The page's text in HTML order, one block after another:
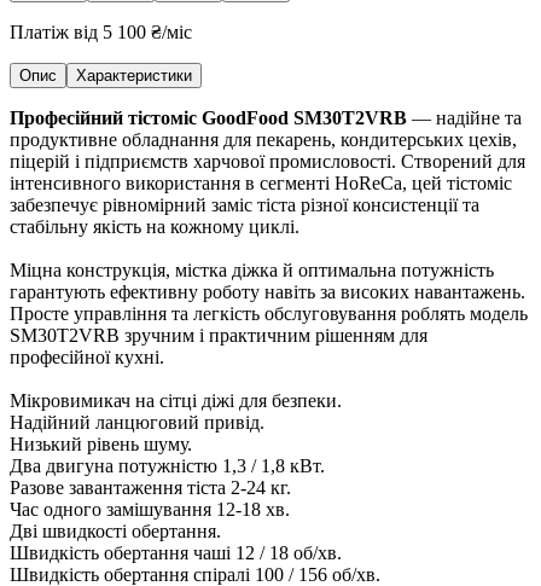
Платіж від 5 100 ₴/міс
Опис Характеристики
Професійний тістоміс GoodFood SM30T2VRB — надійне та
продуктивне обладнання для пекарень, кондитерських цехів,
піцерій і підприємств харчової промисловості. Створений для
інтенсивного використання в сегменті HoReCa, цей тістоміс
забезпечує рівномірний заміс тіста різної консистенції та
стабільну якість на кожному циклі.
Міцна конструкція, містка діжка й оптимальна потужність
гарантують ефективну роботу навіть за високих навантажень.
Просте управління та легкість обслуговування роблять модель
SM30T2VRB зручним і практичним рішенням для
професійної кухні.
Мікровимикач на сітці діжі для безпеки.
Надійний ланцюговий привід.
Низький рівень шуму.
Два двигуна потужністю 1,3 / 1,8 кВт.
Разове завантаження тіста 2-24 кг.
Час одного замішування 12-18 хв.
Дві швидкості обертання.
Швидкість обертання чаші 12 / 18 об/хв.
Швидкість обертання спіралі 100 / 156 об/хв.